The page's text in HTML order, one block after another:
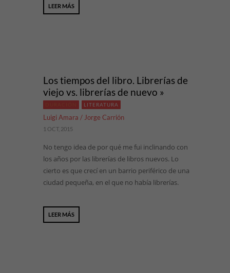
LEER MÁS
Los tiempos del libro. Librerías de
viejo vs. librerías de nuevo »
LITERATURA
Luigi Amara / Jorge Carrión
1 OCT, 2015
No tengo idea de por qué me fui inclinando con
los años por las librerías de libros nuevos. Lo
cierto es que crecí en un barrio periférico de una
ciudad pequeña, en el que no había librerías.
LEER MÁS